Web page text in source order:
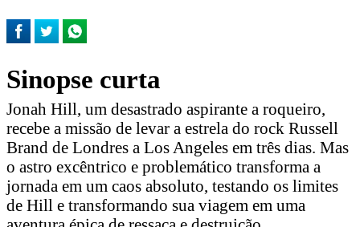
Sinopse curta
Jonah Hill, um desastrado aspirante a roqueiro,
recebe a missão de levar a estrela do rock Russell
Brand de Londres a Los Angeles em três dias. Mas
o astro excêntrico e problemático transforma a
jornada em um caos absoluto, testando os limites
de Hill e transformando sua viagem em uma